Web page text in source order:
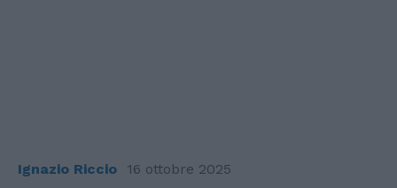
Ignazio Riccio 16 ottobre 2025